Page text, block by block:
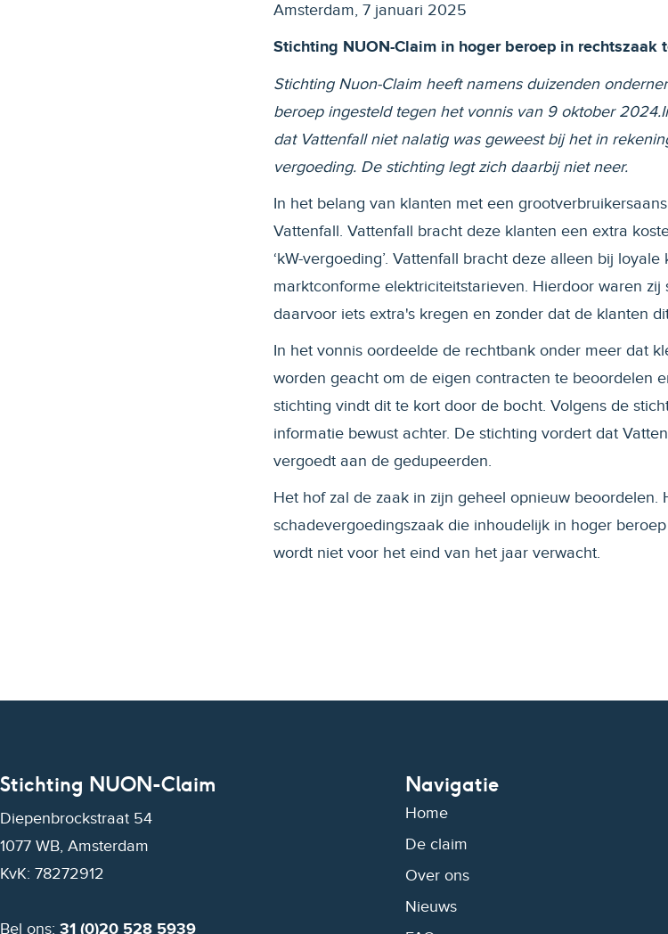
Amsterdam, 7 januari 2025
Stichting NUON-Claim in hoger beroep in rechtszaak
Stichting Nuon-Claim heeft namens duizenden
beroep ingesteld tegen het vonnis van 9 oktober
dat Vattenfall niet nalatig was geweest bij het in
vergoeding. De stichting legt zich daarbij niet neer.
In het belang van klanten met een
Vattenfall. Vattenfall bracht deze klanten een extra
‘kW-vergoeding’. Vattenfall bracht deze alleen bij
marktconforme elektriciteitstarieven. Hierdoor waren
daarvoor iets extra's kregen en zonder dat de klanten
In het vonnis oordeelde de rechtbank onder meer dat
worden geacht om de eigen contracten te beoordelen
stichting vindt dit te kort door de bocht. Volgens de
informatie bewust achter. De stichting vordert dat
vergoedt aan de gedupeerden.
Het hof zal de zaak in zijn geheel opnieuw beoordelen.
schadevergoedingszaak die inhoudelijk in hoger
wordt niet voor het eind van het jaar verwacht.
Stichting NUON-Claim
Diepenbrockstraat 54
1077 WB, Amsterdam
KvK: 78272912
Bel ons: 31 (0)20 528 5939
Navigatie
Home
De claim
Over ons
Nieuws